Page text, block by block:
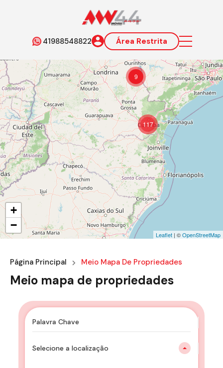
41988548822 Área Restrita
9
117
+
−
Leaflet | ©OpenStreetMap
Página Principal Meio Mapa De Propriedades
Meio mapa de propriedades
Selecione a localização